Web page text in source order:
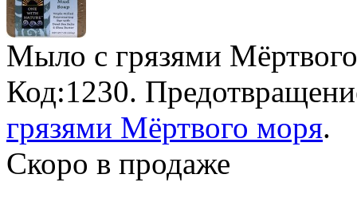
Мыло с грязями
Код:1230.
грязями Мёртвого моря.
Скоро в продаже